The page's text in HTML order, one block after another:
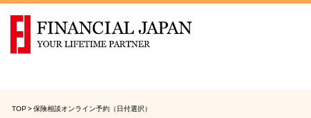
TOP>保険相談オンライン予約（日付選択）